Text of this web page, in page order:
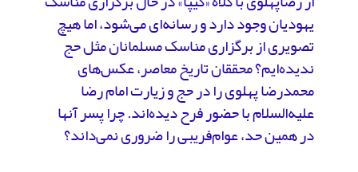
یهودیان وجود دارد و رسانه‌ای می‌شود، اما هیچ
تصویری از برگزاری مناسک مسلمانان مثل حج
ندیده‌ایم؟ محققان تاریخ معاصر، عکس‌های
محمدرضا پهلوی را در حج و زیارت امام رضا
علیه‌السلام با حضور فرح دیده‌اند. چرا پسر آنها
در همین حد، عوام‌فریبی را ضروری نمی‌داند؟